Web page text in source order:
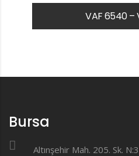
VAF 6540 –
Bursa
Altınşehir Mah. 205. Sk.